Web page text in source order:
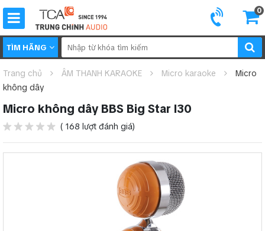
0
TÌM HÃNG
Trang chủ ÂM THANH KARAOKE Micro karaoke
Micro
không dây
Micro không dây BBS Big Star I30
( 168 lượt đánh giá)